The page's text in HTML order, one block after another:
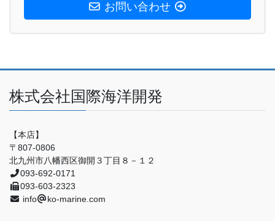
お問い合わせ
株式会社国際海洋開発
【本店】
〒807-0806
北九州市八幡西区御開３丁目８－１２
093-692-0171
093-603-2323
info
ko-marine.com